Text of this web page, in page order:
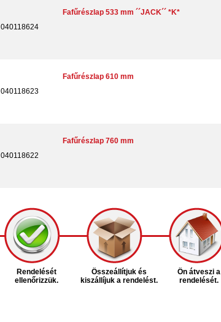
040118624
Fafűrészlap 533 mm ´´JACK´´ *K*
040118623
Fafűrészlap 610 mm
040118622
Fafűrészlap 760 mm
Rendelését
ellenőrizzük.
Összeállítjuk és
kiszállíjuk a rendelést.
Ön átveszi a
rendelését.